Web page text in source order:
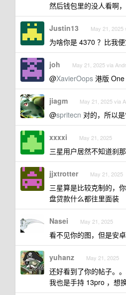
然后钱包里的没人看啊
Justin13 May 21, 2025
为啥你是 4370 ？比我便
joh May 21, 2025 via
@XavierOops 港版 One
jiagm May 21, 2025 via
@spritecn 对的，所以
xxxxi May 21, 2025
三星用户居然不知道刹
jjxtrotter May 21, 2025
三星算是比较克制的，
盘贷款什么都往里面装
Nasei May 21, 2025
看不见你的图，但是安
yuhanz May 21, 2025
还好看到了你的帖子。。
我也是手持 13pro ，想